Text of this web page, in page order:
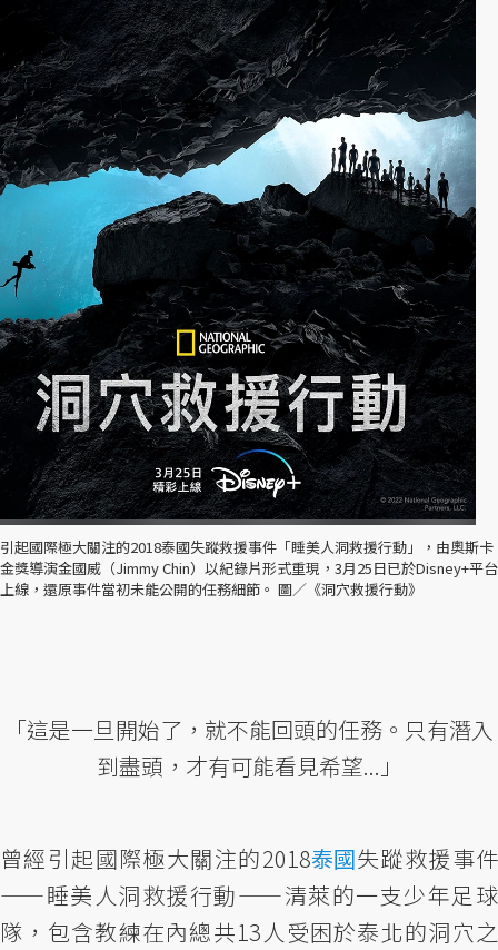
引起國際極大關注的2018泰國失蹤救援事件「睡美人洞救援行動」，由奧斯卡
金獎導演金國威（Jimmy Chin）以紀錄片形式重現，3月25日已於Disney+平台
上線，還原事件當初未能公開的任務細節。 圖／《洞穴救援行動》
「這是一旦開始了，就不能回頭的任務。只有潛入
到盡頭，才有可能看見希望...」
曾經引起國際極大關注的2018泰國失蹤救援事件
——睡美人洞救援行動——清萊的一支少年足球
隊，包含教練在內總共13人受困於泰北的洞穴之